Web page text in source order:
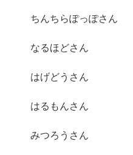
ちんちらぽっぽさん
なるほどさん
はげどうさん
はるもんさん
みつろうさん